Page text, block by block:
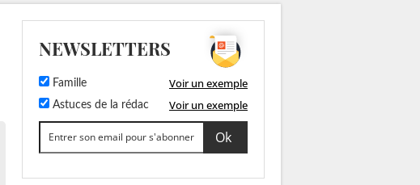
NEWSLETTERS
Famille Voir un exemple
Astuces de la rédac Voir un exemple